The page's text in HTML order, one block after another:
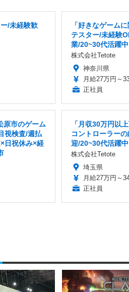
/未経験歓
「好きなゲーム
テスター/未経験
業/20~30代活躍中
株式会社Tetote
神奈川県
月給27万円～
正社員
原市のゲーム
視検査/週払
日祝休み×経
「月収30万円以
コントローラー
迎/20~30代活躍中
株式会社Tetote
埼玉県
月給27万円～
正社員